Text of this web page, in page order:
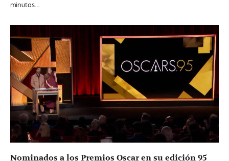
minutos…
Nominados a los Premios Oscar en su edición 95